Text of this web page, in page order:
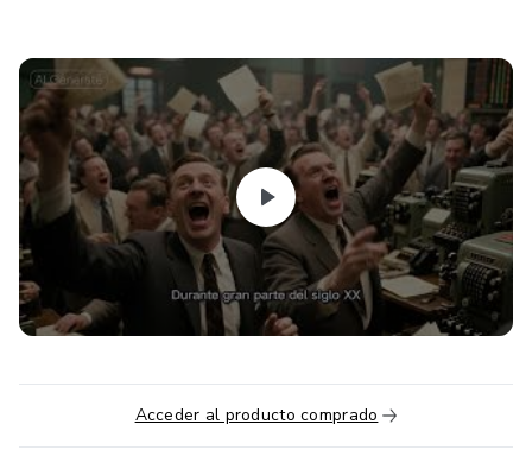
Acceder al producto comprado